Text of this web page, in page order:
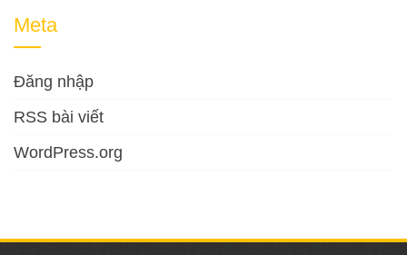
Meta
Đăng nhập
RSS bài viết
WordPress.org